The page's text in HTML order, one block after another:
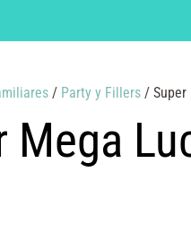
/ Party y Fillers/ Super
Mega